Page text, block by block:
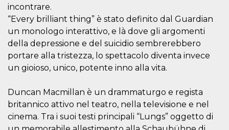
incontrare.
“Every brilliant thing” è stato definito dal Guardian
un monologo interattivo, e là dove gli argomenti
della depressione e del suicidio sembrerebbero
portare alla tristezza, lo spettacolo diventa invece
un gioioso, unico, potente inno alla vita.
Duncan Macmillan è un drammaturgo e regista
britannico attivo nel teatro, nella televisione e nel
cinema. Tra i suoi testi principali “Lungs” oggetto di
used for
performance
and
optimization
of payment
processing
services,
to make
faster.
CookieScript
4 weeks 2
This cookie